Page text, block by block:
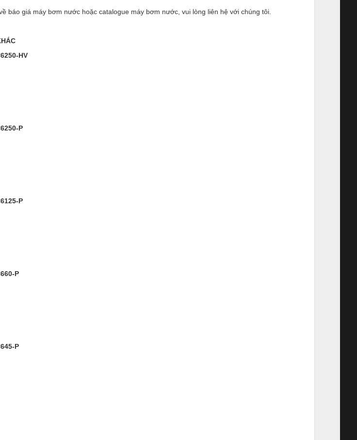
báo giá máy bơm nước hoặc catalogue máy bơm nước, vui lòng liên hệ với chúng tôi.
HV
P
P
P
P